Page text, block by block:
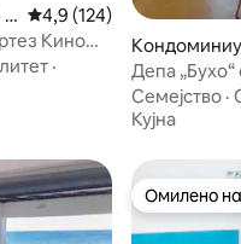
К Просечна оцена: 4,9 од
4,9 (124)
Кино
·
Кино
Депа
Семејство ·
Кујна
Омилено
Омилено